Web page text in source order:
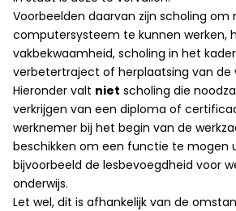
Voorbeelden daarvan zijn scholing om
computersysteem te kunnen werken,
vakbekwaamheid, scholing in het
verbetertraject of herplaatsing van de
Hieronder valt niet scholing die
verkrijgen van een diploma of
werknemer bij het begin van de
beschikken om een functie te mogen
bijvoorbeeld de lesbevoegdheid voor
onderwijs.
Let wel, dit is afhankelijk van de